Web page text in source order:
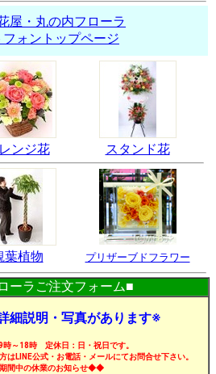
屋・丸の内フローラ
フォントップページ
ンジ花 スタンド花
葉植物 プリザーブドフラワー
ーラご注文フォーム■
細説明・写真があります※
時～18時 定休日：日・祝日です。
はLINE公式・お電話・メールにてお問合せ下さい。
間中の休業のお知らせ◆◆